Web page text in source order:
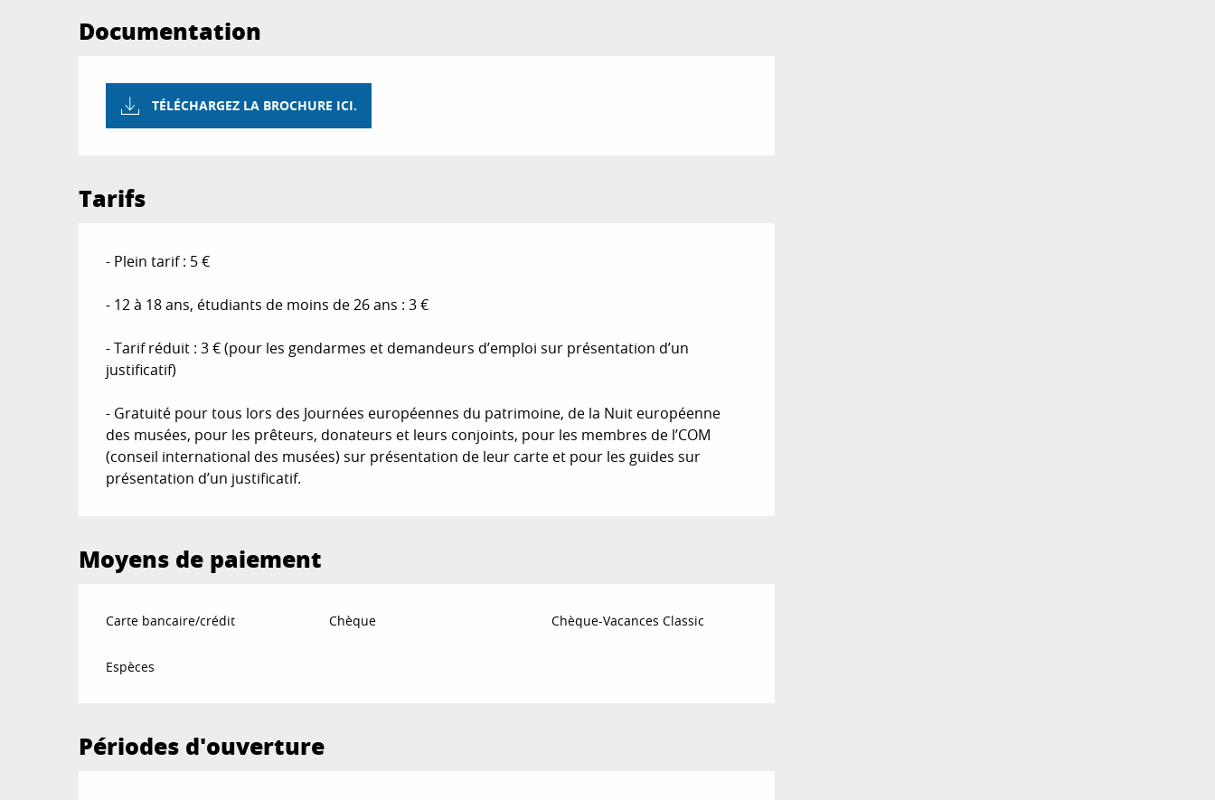
Documentation
TÉLÉCHARGEZ LA BROCHURE ICI.
Tarifs
- Plein tarif : 5 €
- 12 à 18 ans, étudiants de moins de 26 ans : 3 €
- Tarif réduit : 3 € (pour les gendarmes et demandeurs d’emploi sur présentation d’un
justificatif)
- Gratuité pour tous lors des Journées européennes du patrimoine, de la Nuit européenne
des musées, pour les prêteurs, donateurs et leurs conjoints, pour les membres de l’COM
(conseil international des musées) sur présentation de leur carte et pour les guides sur
présentation d’un justificatif.
Moyens de paiement
Carte bancaire/crédit Chèque Chèque-Vacances Classic
Espèces
Périodes d'ouverture